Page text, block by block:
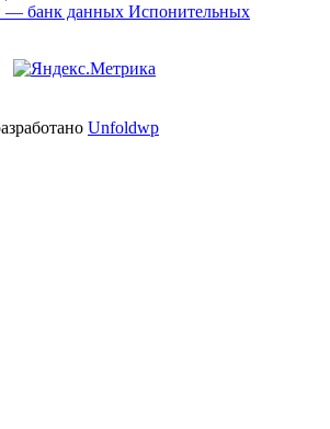
банк данных Испонительных
Unfoldwp